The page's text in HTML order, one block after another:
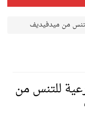
من ميدفيديف
للتنس من